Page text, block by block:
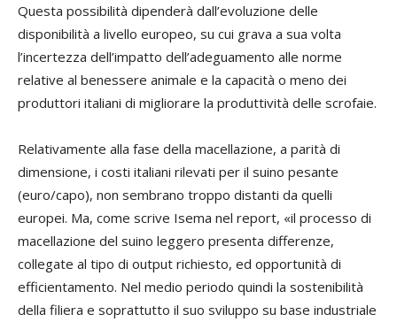
Questa possibilità dipenderà dall’evoluzione delle
disponibilità a livello europeo, su cui grava a sua volta
l’incertezza dell’impatto dell’adeguamento alle norme
relative al benessere animale e la capacità o meno dei
produttori italiani di migliorare la produttività delle scrofaie.
Relativamente alla fase della macellazione, a parità di
dimensione, i costi italiani rilevati per il suino pesante
(euro/capo), non sembrano troppo distanti da quelli
europei. Ma, come scrive Isema nel report, «il processo di
macellazione del suino leggero presenta differenze,
collegate al tipo di output richiesto, ed opportunità di
efficientamento. Nel medio periodo quindi la sostenibilità
della filiera e soprattutto il suo sviluppo su base industriale